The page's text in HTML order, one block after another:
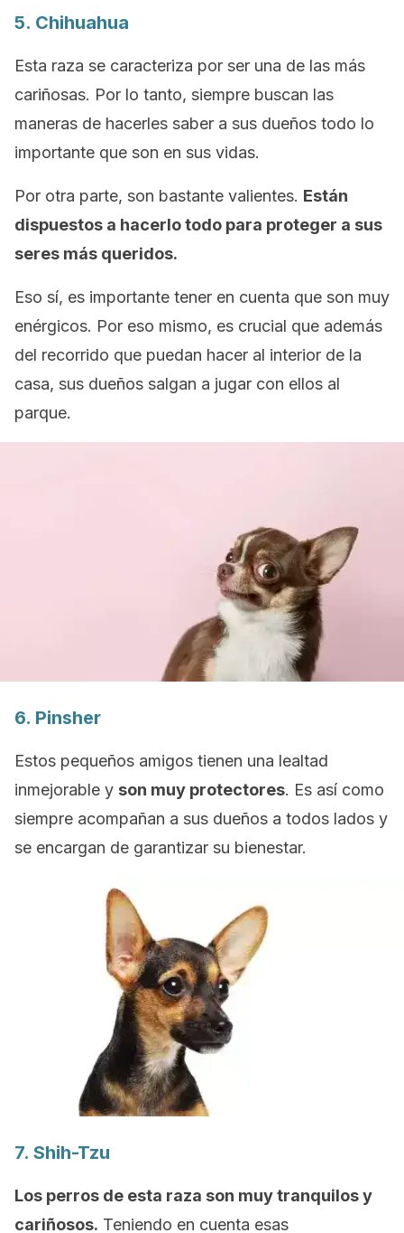
5. Chihuahua
Esta raza se caracteriza por ser una de las más
cariñosas. Por lo tanto, siempre buscan las
maneras de hacerles saber a sus dueños todo lo
importante que son en sus vidas.
Por otra parte, son bastante valientes. Están
dispuestos a hacerlo todo para proteger a sus
seres más queridos.
Eso sí, es importante tener en cuenta que son muy
enérgicos. Por eso mismo, es crucial que además
del recorrido que puedan hacer al interior de la
casa, sus dueños salgan a jugar con ellos al
parque.
6. Pinsher
Estos pequeños amigos tienen una lealtad
inmejorable y son muy protectores. Es así como
siempre acompañan a sus dueños a todos lados y
se encargan de garantizar su bienestar.
7. Shih-Tzu
Los perros de esta raza son muy tranquilos y
cariñosos. Teniendo en cuenta esas